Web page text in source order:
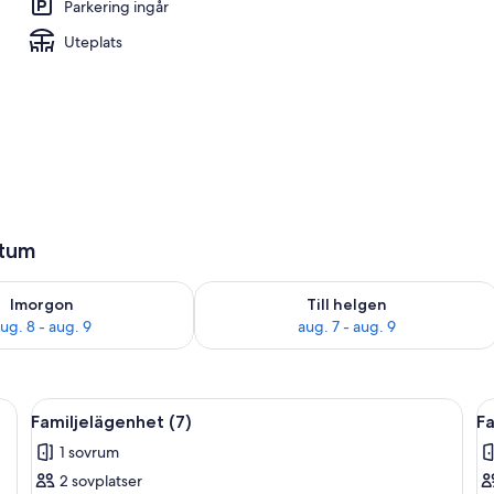
Parkering ingår
Uteplats
Imorgon
8 - aug. 9
för imorgon aug. 8 - aug. 9
Till helgen
aug. 7 - aug. 9
Kontrollera tillgängligheten för den
glasbord, en väggmonterad TV och ett fönster med utsikt över
Öppna
alla
foton
för
Ett litet rum med en säng, ett litet
7
Familjelägenhet (7)
1 sovrum
2 sovplatser